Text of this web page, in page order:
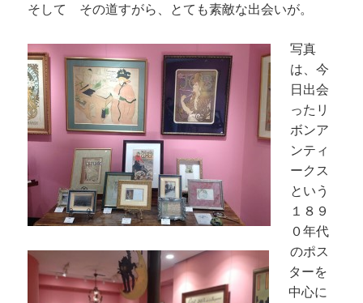
そして その道すがら、とても素敵な出会いが。
写真
は、今
日出会
ったリ
ボンア
ンティ
ークス
という
１８９
０年代
のポス
ターを
中心に